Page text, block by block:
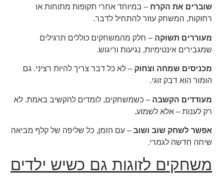
שוברים את הקרח – במיוחד אחרי תקופות מתוחות או
רחוקות, המשחק עוזר להתחיל לדבר.
מעוררים תשוקה – חלק מהמשחקים כוללים תרגילים
שמגבירים אינטימיות, נגיעות וריגוש.
מכניסים שמחה וצחוק – לא כל דבר צריך להיות רציני. גם
הומור הוא דבק זוגי.
מעודדים הקשבה – כשמשחקים, לומדים להקשיב באמת. לא
רק לענות – אלא לשמוע.
אפשר לשחק שוב ושוב – עם הזמן, כל שליפה של קלף מביאה
שיחה חדשה לגמרי.
משחקים לזוגות גם כשיש ילדים